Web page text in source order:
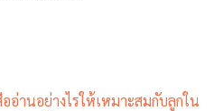
อ่านอย่างไรให้เหมาะสมกับลูกใน